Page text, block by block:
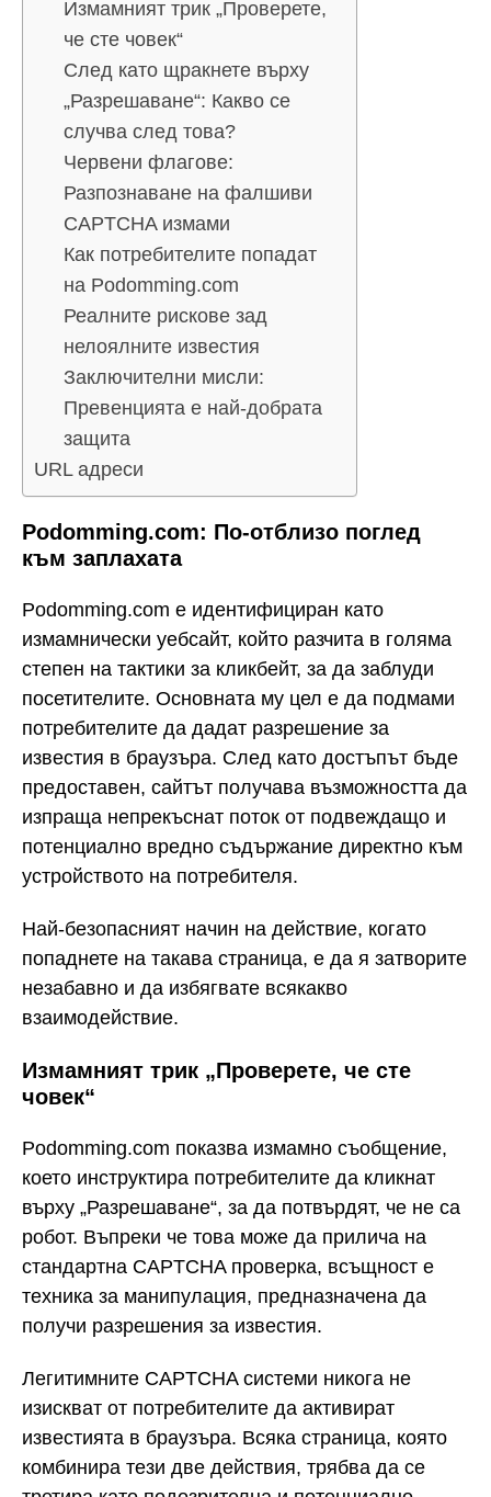
Измамният трик „Проверете,
че сте човек“
След като щракнете върху
„Разрешаване“: Какво се
случва след това?
Червени флагове:
Разпознаване на фалшиви
CAPTCHA измами
Как потребителите попадат
на Podomming.com
Реалните рискове зад
нелоялните известия
Заключителни мисли:
Превенцията е най-добрата
защита
URL адреси
Podomming.com: По-отблизо поглед
към заплахата
Podomming.com е идентифициран като
измамнически уебсайт, който разчита в голяма
степен на тактики за кликбейт, за да заблуди
посетителите. Основната му цел е да подмами
потребителите да дадат разрешение за
известия в браузъра. След като достъпът бъде
предоставен, сайтът получава възможността да
изпраща непрекъснат поток от подвеждащо и
потенциално вредно съдържание директно към
устройството на потребителя.
Най-безопасният начин на действие, когато
попаднете на такава страница, е да я затворите
незабавно и да избягвате всякакво
взаимодействие.
Измамният трик „Проверете, че сте
човек“
Podomming.com показва измамно съобщение,
което инструктира потребителите да кликнат
върху „Разрешаване“, за да потвърдят, че не са
робот. Въпреки че това може да прилича на
стандартна CAPTCHA проверка, всъщност е
техника за манипулация, предназначена да
получи разрешения за известия.
Легитимните CAPTCHA системи никога не
изискват от потребителите да активират
известията в браузъра. Всяка страница, която
комбинира тези две действия, трябва да се